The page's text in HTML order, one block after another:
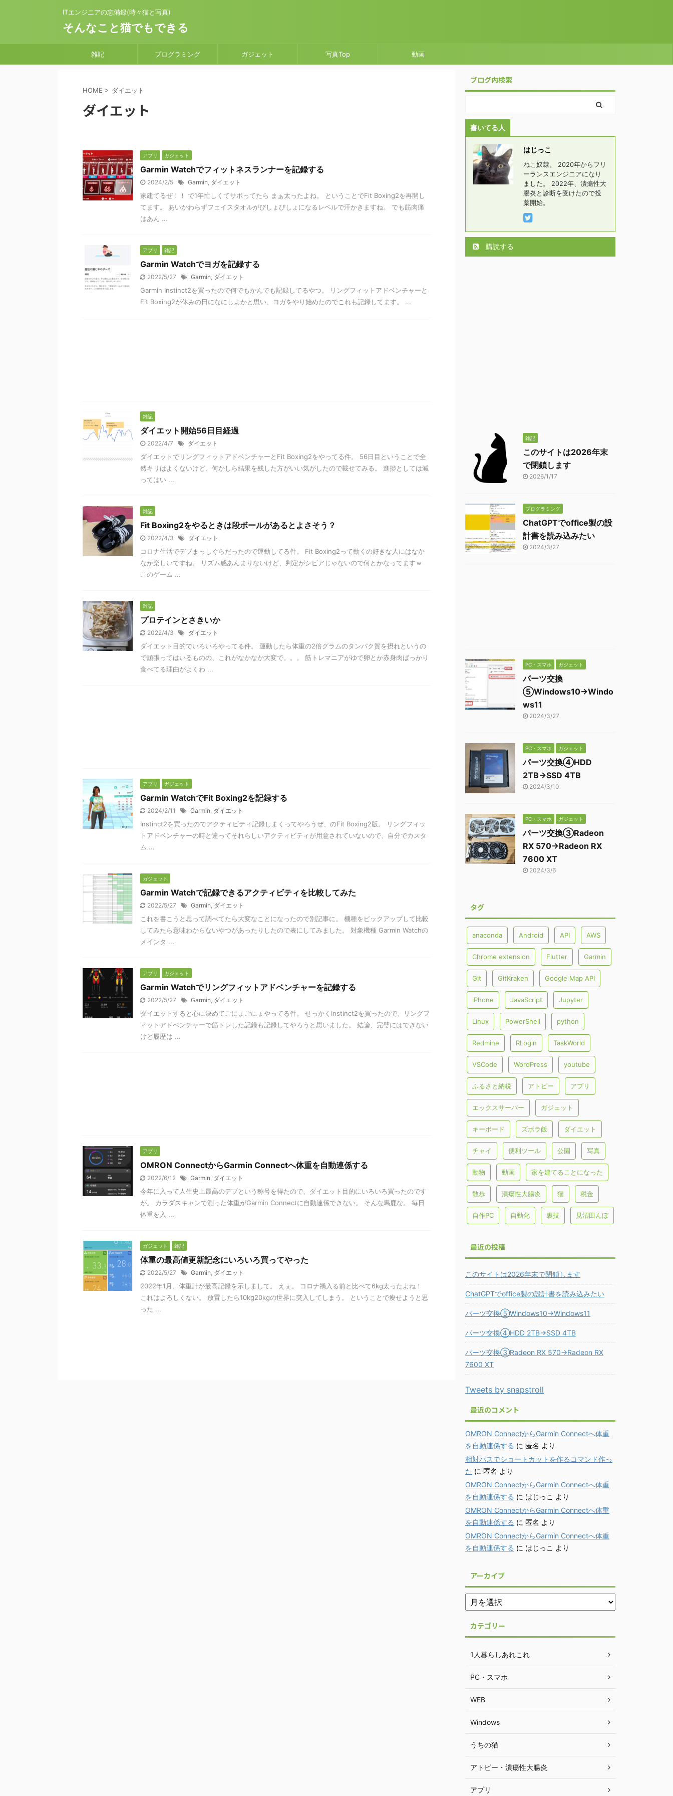
ITエンジニアの忘備録(時々猫と写真)
そんなこと猫でもできる
雑記 プログラミング ガジェット 写真Top 動画
HOME > ダイエット
ダイエット
アプリ ガジェット
Garmin Watchでフィットネスランナーを記録する
2024/2/5 Garmin, ダイエット
家建てるぜ！！ で1年忙しくてサボってたら まぁ太ったよね。 ということでFit Boxing2を再開し
てます。 あいかわらずフェイスタオルがびしょびしょになるレベルで汗かきますね。 でも筋肉痛
はあん ...
アプリ 雑記
Garmin Watchでヨガを記録する
2022/5/27 Garmin, ダイエット
Garmin Instinct2を買ったので何でもかんでも記録してるやつ。 リングフィットアドベンチャーと
Fit Boxing2が休みの日になにしよかと思い、ヨガをやり始めたのでこれも記録してます。 ...
雑記
ダイエット開始56日目経過
2022/4/7 ダイエット
ダイエットでリングフィットアドベンチャーとFit Boxing2をやってる件。 56日目ということで全
然キリはよくないけど、何かしら結果を残した方がいい気がしたので載せてみる。 進捗としては減
ってはい ...
雑記
Fit Boxing2をやるときは段ボールがあるとよさそう？
2022/4/3 ダイエット
コロナ生活でデブまっしぐらだったので運動してる件。 Fit Boxing2って動くの好きな人にはなか
なか楽しいですね。 リズム感あんまりないけど、判定がシビアじゃないので何とかなってますｗ
このゲーム ...
雑記
プロテインとさきいか
2022/4/3 ダイエット
ダイエット目的でいろいろやってる件。 運動したら体重の2倍グラムのタンパク質を摂れというの
で頑張ってはいるものの、これがなかなか大変で。。。 筋トレマニアがゆで卵とか赤身肉ばっかり
食べてる理由がよくわ ...
アプリ ガジェット
Garmin WatchでFit Boxing2を記録する
2024/2/11 Garmin, ダイエット
Instinct2を買ったのでアクティビティ記録しまくってやろうぜ、のFit Boxing2版。 リングフィッ
トアドベンチャーの時と違ってそれらしいアクティビティが用意されていないので、自分でカスタ
ム ...
ガジェット
Garmin Watchで記録できるアクティビティを比較してみた
2022/5/27 Garmin, ダイエット
これを書こうと思って調べてたら大変なことになったので別記事に。 機種をピックアップして比較
してみたら意味わからないやつがあったりしたので表にしてみました。 対象機種 Garmin Watchの
メインタ ...
アプリ ガジェット
Garmin Watchでリングフィットアドベンチャーを記録する
2022/5/27 Garmin, ダイエット
ダイエットすると心に決めてごにょごにょやってる件。 せっかくInstinct2を買ったので、リングフ
ィットアドベンチャーで筋トレした記録も記録してやろうと思いました。 結論、完璧にはできない
けど履歴は ...
アプリ
OMRON ConnectからGarmin Connectへ体重を自動連係する
2022/6/12 Garmin, ダイエット
今年に入って人生史上最高のデブという称号を得たので、ダイエット目的にいろいろ買ったのです
が。 カラダスキャンで測った体重がGarmin Connectに自動連係できない。 そんな馬鹿な。 毎日
体重を入 ...
ガジェット 雑記
体重の最高値更新記念にいろいろ買ってやった
2022/5/27 Garmin, ダイエット
2022年1月、体重計が最高記録を示しまして。 えぇ。 コロナ禍入る前と比べて6kg太ったよね！
これはよろしくない。 放置したら10kg20kgの世界に突入してしまう。 ということで痩せようと思
った ...
ブログ内検索
書いてる人
はじっこ
ねこ奴隷。 2020年からフリ
ーランスエンジニアになり
ました。 2022年、潰瘍性大
腸炎と診断を受けたので投
薬開始。
購読する
雑記
このサイトは2026年末
で閉鎖します
2026/1/17
プログラミング
ChatGPTでoffice製の設
計書を読み込みたい
2024/3/27
PC・スマホ ガジェット
パーツ交換
⑤Windows10→Windo
ws11
2024/3/27
PC・スマホ ガジェット
パーツ交換④HDD
2TB→SSD 4TB
2024/3/10
PC・スマホ ガジェット
パーツ交換③Radeon
RX 570→Radeon RX
7600 XT
2024/3/6
タグ
anaconda Android API AWS
Chrome extension Flutter Garmin
Git GitKraken Google Map API
iPhone JavaScript Jupyter
Linux PowerShell python
Redmine RLogin TaskWorld
VSCode WordPress youtube
ふるさと納税 アトピー アプリ
エックスサーバー ガジェット
キーボード ズボラ飯 ダイエット
チャイ 便利ツール 公園 写真
動物 動画 家を建てることになった
散歩 潰瘍性大腸炎 猫 税金
自作PC 自動化 裏技 見沼田んぼ
最近の投稿
このサイトは2026年末で閉鎖します
ChatGPTでoffice製の設計書を読み込みたい
パーツ交換⑤Windows10→Windows11
パーツ交換④HDD 2TB→SSD 4TB
パーツ交換③Radeon RX 570→Radeon RX
7600 XT
Tweets by snapstroll
最近のコメント
OMRON ConnectからGarmin Connectへ体重
を自動連係する に 匿名 より
相対パスでショートカットを作るコマンド作っ
た に 匿名 より
OMRON ConnectからGarmin Connectへ体重
を自動連係する に はじっこ より
OMRON ConnectからGarmin Connectへ体重
を自動連係する に 匿名 より
OMRON ConnectからGarmin Connectへ体重
を自動連係する に はじっこ より
アーカイブ
カテゴリー
1人暮らしあれこれ
PC・スマホ
WEB
Windows
うちの猫
アトピー・潰瘍性大腸炎
アプリ